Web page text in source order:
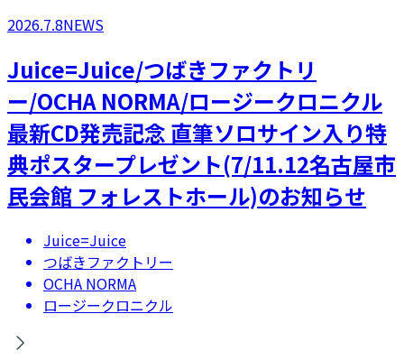
2026.7.8NEWS
Juice=Juice/つばきファクトリ
ー/OCHA NORMA/ロージークロニクル
最新CD発売記念 直筆ソロサイン入り特
典ポスタープレゼント(7/11.12名古屋市
民会館 フォレストホール)のお知らせ
Juice=Juice
つばきファクトリー
OCHA NORMA
ロージークロニクル